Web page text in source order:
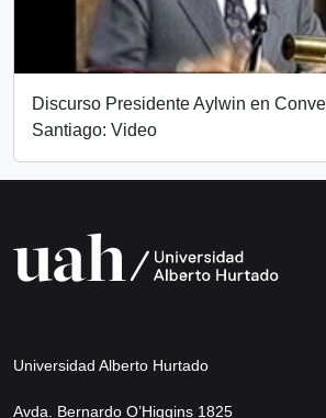
Discurso Presidente Aylwin en
Santiago: Video
Universidad Alberto Hurtado
Avda. Bernardo O’Higgins 1825